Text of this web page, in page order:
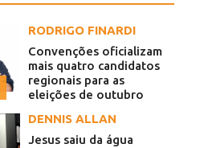
RODRIGO FINARDI
Convenções oficializam
mais quatro candidatos
regionais para as
eleições de outubro
DENNIS ALLAN
Jesus saiu da água